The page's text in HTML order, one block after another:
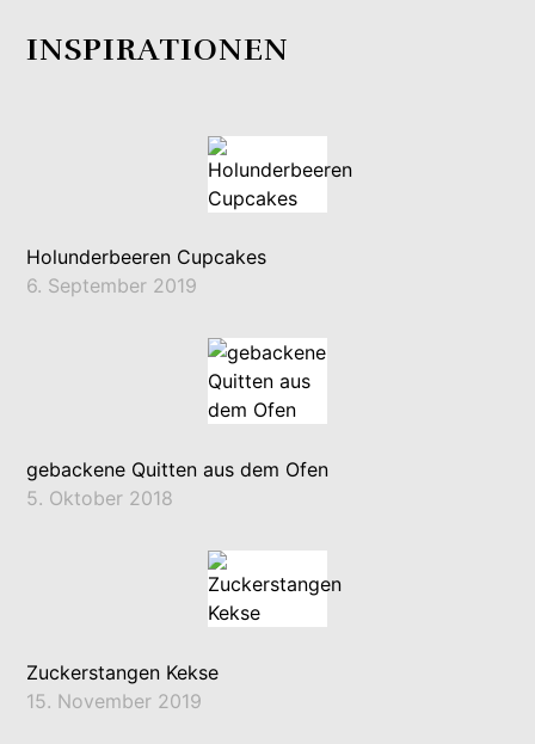
INSPIRATIONEN
Holunderbeeren Cupcakes
6. September 2019
gebackene Quitten aus dem Ofen
5. Oktober 2018
Zuckerstangen Kekse
15. November 2019